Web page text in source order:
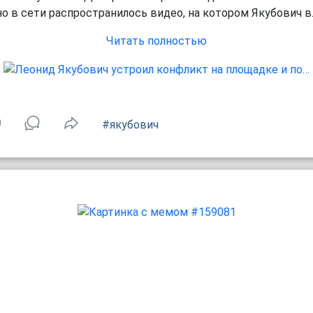
в сети распространилось видео, на котором Якубович
Читать полностью
#якубович